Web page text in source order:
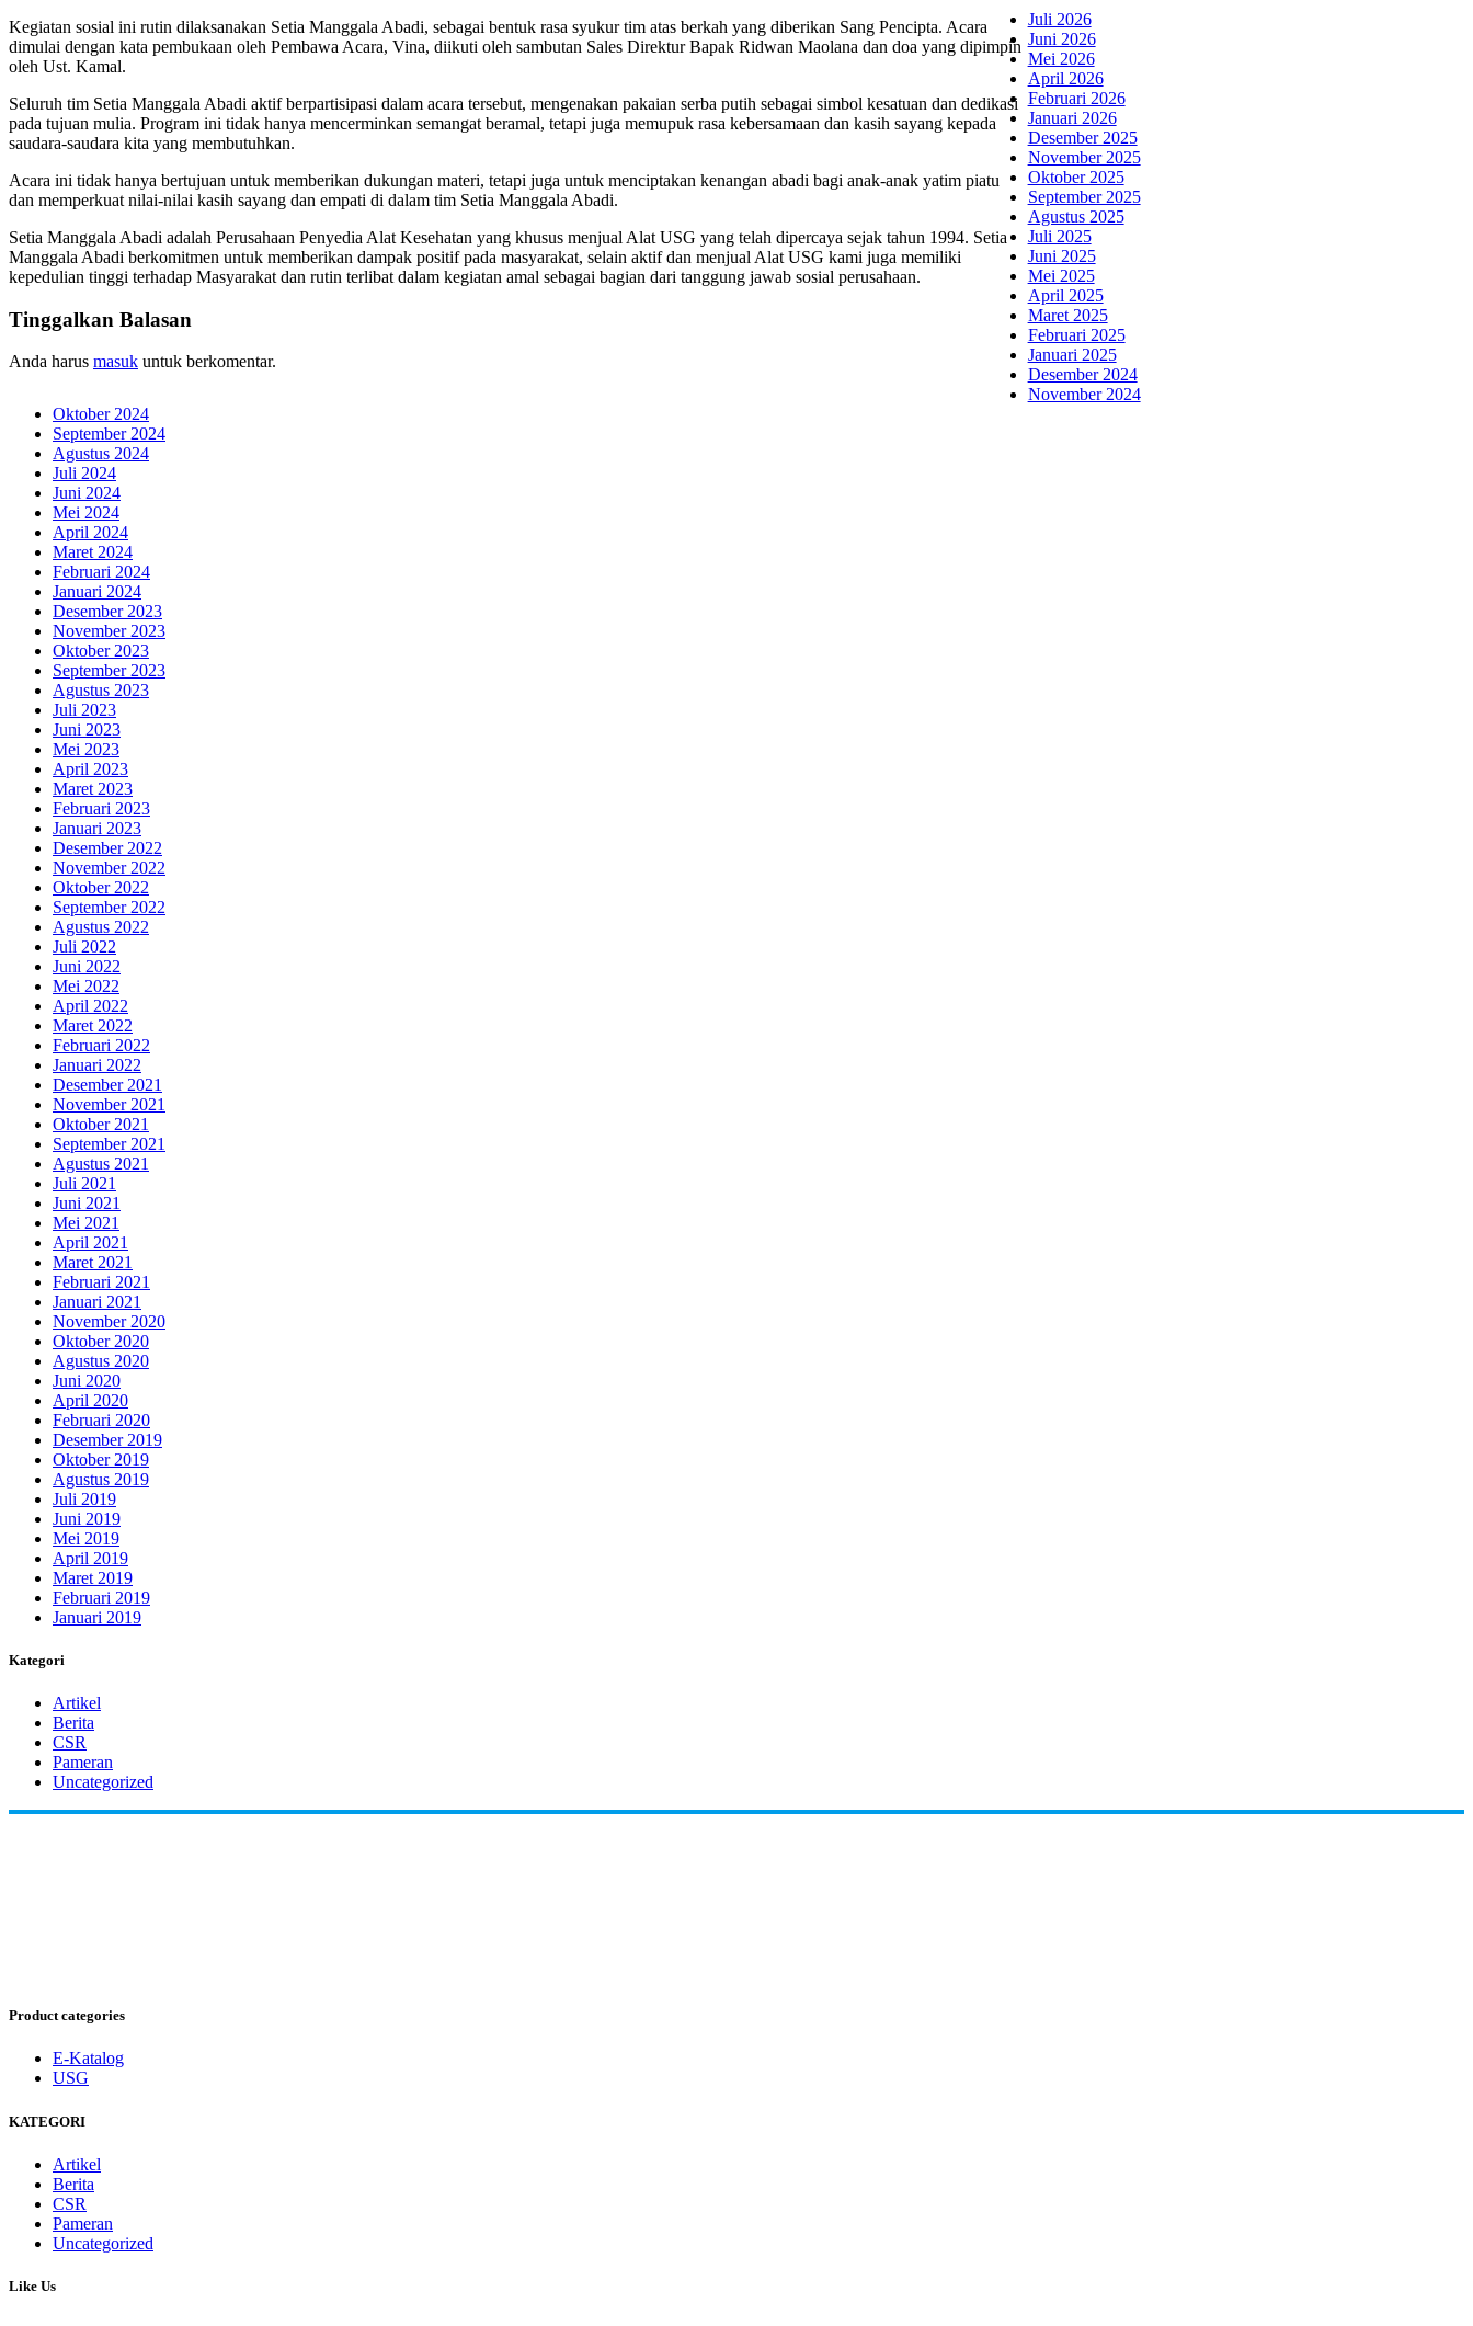
Kegiatan sosial ini rutin dilaksanakan Setia Manggala Abadi, sebagai bentuk rasa syukur tim atas berkah yang diberikan Sang Pencipta. Acara
dimulai dengan kata pembukaan oleh Pembawa Acara, Vina, diikuti oleh sambutan Sales Direktur Bapak Ridwan Maolana dan doa yang dipimpin
oleh Ust. Kamal.
Seluruh tim Setia Manggala Abadi aktif berpartisipasi dalam acara tersebut, mengenakan pakaian serba putih sebagai simbol kesatuan dan dedikasi
pada tujuan mulia. Program ini tidak hanya mencerminkan semangat beramal, tetapi juga memupuk rasa kebersamaan dan kasih sayang kepada
saudara-saudara kita yang membutuhkan.
Acara ini tidak hanya bertujuan untuk memberikan dukungan materi, tetapi juga untuk menciptakan kenangan abadi bagi anak-anak yatim piatu
dan memperkuat nilai-nilai kasih sayang dan empati di dalam tim Setia Manggala Abadi.
Setia Manggala Abadi adalah Perusahaan Penyedia Alat Kesehatan yang khusus menjual Alat USG yang telah dipercaya sejak tahun 1994. Setia
Manggala Abadi berkomitmen untuk memberikan dampak positif pada masyarakat, selain aktif dan menjual Alat USG kami juga memiliki
kepedulian tinggi terhadap Masyarakat dan rutin terlibat dalam kegiatan amal sebagai bagian dari tanggung jawab sosial perusahaan.
Tinggalkan Balasan
Anda harus masuk untuk berkomentar.
Juli 2026
Juni 2026
Mei 2026
April 2026
Februari 2026
Januari 2026
Desember 2025
November 2025
Oktober 2025
September 2025
Agustus 2025
Juli 2025
Juni 2025
Mei 2025
April 2025
Maret 2025
Februari 2025
Januari 2025
Desember 2024
November 2024
Oktober 2024
September 2024
Agustus 2024
Juli 2024
Juni 2024
Mei 2024
April 2024
Maret 2024
Februari 2024
Januari 2024
Desember 2023
November 2023
Oktober 2023
September 2023
Agustus 2023
Juli 2023
Juni 2023
Mei 2023
April 2023
Maret 2023
Februari 2023
Januari 2023
Desember 2022
November 2022
Oktober 2022
September 2022
Agustus 2022
Juli 2022
Juni 2022
Mei 2022
April 2022
Maret 2022
Februari 2022
Januari 2022
Desember 2021
November 2021
Oktober 2021
September 2021
Agustus 2021
Juli 2021
Juni 2021
Mei 2021
April 2021
Maret 2021
Februari 2021
Januari 2021
November 2020
Oktober 2020
Agustus 2020
Juni 2020
April 2020
Februari 2020
Desember 2019
Oktober 2019
Agustus 2019
Juli 2019
Juni 2019
Mei 2019
April 2019
Maret 2019
Februari 2019
Januari 2019
Kategori
Artikel
Berita
CSR
Pameran
Uncategorized
Product categories
E-Katalog
USG
KATEGORI
Artikel
Berita
CSR
Pameran
Uncategorized
Like Us